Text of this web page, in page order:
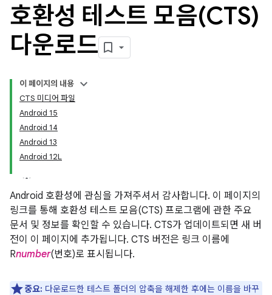
호환성 테스트 모음(CTS)
다운로드
이 페이지의 내용
CTS 미디어 파일
Android 15
Android 14
Android 13
Android 12L
Android 호환성에 관심을 가져주셔서 감사합니다. 이 페이지의
링크를 통해 호환성 테스트 모음(CTS) 프로그램에 관한 주요
문서 및 정보를 확인할 수 있습니다. CTS가 업데이트되면 새 버
전이 이 페이지에 추가됩니다. CTS 버전은 링크 이름에
Rnumber(번호)로 표시됩니다.
중요: 다운로드한 테스트 폴더의 압축을 해제한 후에는 이름을 바꾸